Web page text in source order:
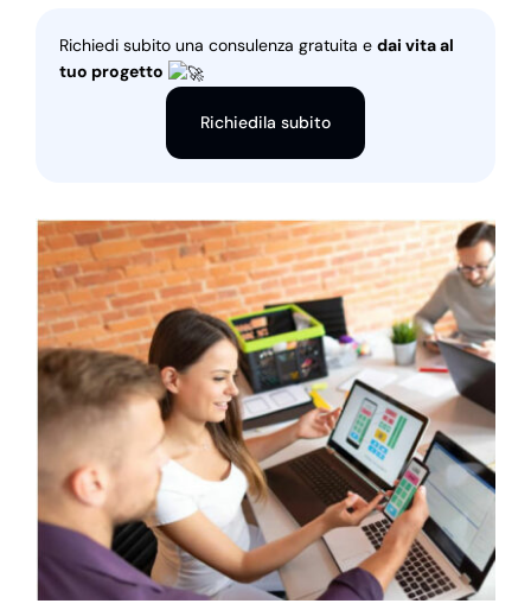
Richiedi subito una consulenza gratuita e dai vita al
tuo progetto
Richiedila subito